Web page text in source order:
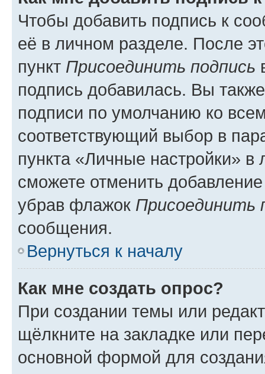
Чтобы добавить подпись к
её в личном разделе. После
пункт Присоединить подпись
подпись добавилась. Вы
подписи по умолчанию ко
соответствующий выбор в
пункта «Личные настройки»
сможете отменить
убрав флажок Присоединить
сообщения.
Вернуться к началу
Как мне создать опрос?
При создании темы или
щёлкните на закладке или
основной формой для